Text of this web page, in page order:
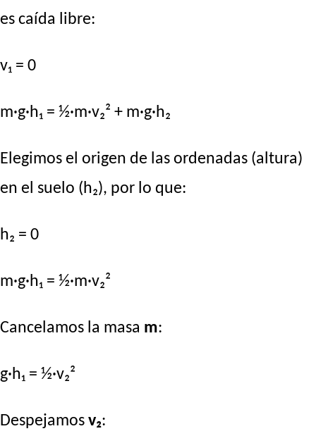
es caída libre:
v₁ = 0
m·g·h₁ = ½·m·v₂² + m·g·h₂
Elegimos el origen de las ordenadas (altura)
en el suelo (h₂), por lo que:
h₂ = 0
m·g·h₁ = ½·m·v₂²
Cancelamos la masa m:
g·h₁ = ½·v₂²
Despejamos v₂: